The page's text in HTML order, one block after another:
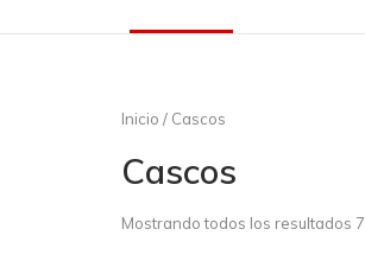
Inicio / Cascos
Cascos
Mostrando todos los resultados 7